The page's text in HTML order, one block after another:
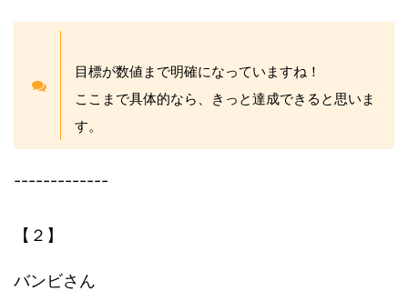
目標が数値まで明確になっていますね！
ここまで具体的なら、きっと達成できると思いま
す。
-------------
【２】
バンビさん